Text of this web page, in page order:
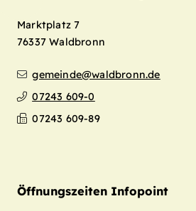
Marktplatz 7
76337 Waldbronn
gemeinde@waldbronn.de
07243 609-0
07243 609-89
Öffnungszeiten Infopoint